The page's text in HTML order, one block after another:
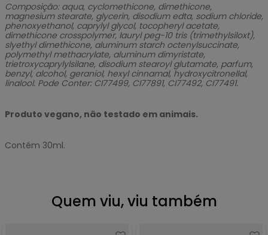
Composição: aqua, cyclomethicone, dimethicone,
magnesium stearate, glycerin, disodium edta, sodium chloride,
phenoxyethanol, caprylyl glycol, tocopheryl acetate,
dimethicone crosspolymer, lauryl peg-10 tris (trimethylsiloxt),
slyethyl dimethicone, aluminum starch octenylsuccinate,
polymethyl methacrylate, aluminum dimyristate,
trietroxycaprylylsilane, disodium stearoyl glutamate, parfum,
benzyl, alcohol, geraniol, hexyl cinnamal, hydroxycitronellal,
linalool. Pode Conter: CI77499, CI77891, CI77492, CI77491.
Produto vegano, não testado em animais.
Contém 30ml.
Quem viu, viu também